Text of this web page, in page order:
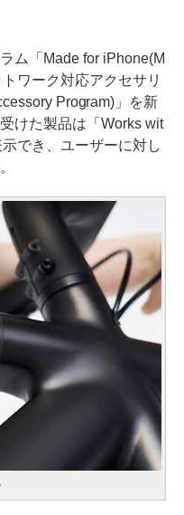
ム「Made for iPhone(M
ワーク対応アクセサリ
Program)」を新
けた製品は「Works wit
でき、ユーザーに対し